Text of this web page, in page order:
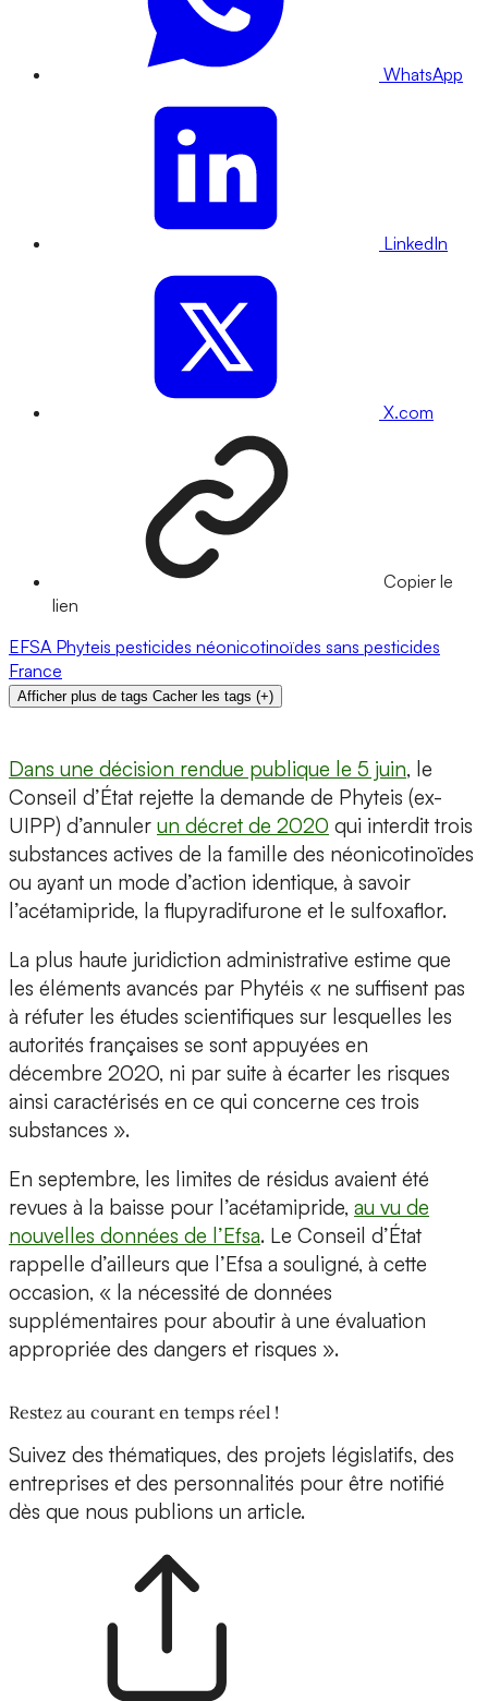
WhatsApp
LinkedIn
X.com
Copier le
lien
EFSA Phyteis pesticides néonicotinoïdes sans pesticides
France
Afficher plus de tags Cacher les tags (+)
Dans une décision rendue publique le 5 juin, le
Conseil d’État rejette la demande de Phyteis (ex-
UIPP) d’annuler un décret de 2020 qui interdit trois
substances actives de la famille des néonicotinoïdes
ou ayant un mode d’action identique, à savoir
l’acétamipride, la flupyradifurone et le sulfoxaflor.
La plus haute juridiction administrative estime que
les éléments avancés par Phytéis « ne suffisent pas
à réfuter les études scientifiques sur lesquelles les
autorités françaises se sont appuyées en
décembre 2020, ni par suite à écarter les risques
ainsi caractérisés en ce qui concerne ces trois
substances ».
En septembre, les limites de résidus avaient été
revues à la baisse pour l’acétamipride, au vu de
nouvelles données de l’Efsa. Le Conseil d’État
rappelle d’ailleurs que l’Efsa a souligné, à cette
occasion, « la nécessité de données
supplémentaires pour aboutir à une évaluation
appropriée des dangers et risques ».
Restez au courant en temps réel !
Suivez des thématiques, des projets législatifs, des
entreprises et des personnalités pour être notifié
dès que nous publions un article.